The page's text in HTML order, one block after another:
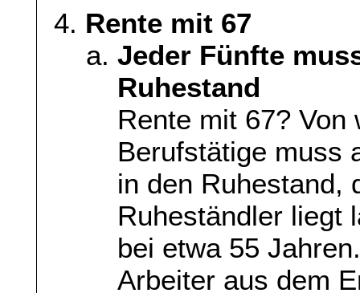
Rente mit 67
Jeder Fünfte
Ruhestand
Rente mit 67? Von
Berufstätige muss
in den Ruhestand,
Ruheständler liegt
bei etwa 55
Arbeiter aus dem